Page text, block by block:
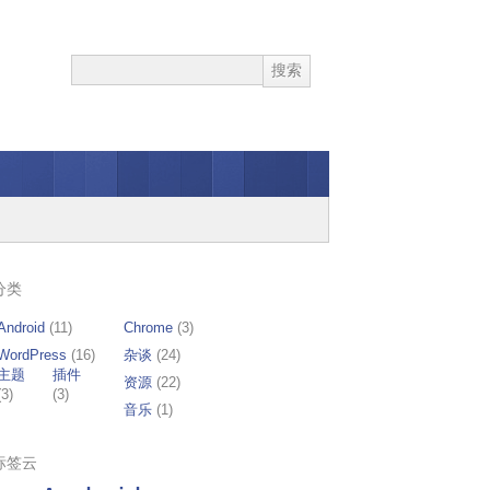
类
(11) Chrome (3)
(16)
题
插件
(3)
杂谈 (24)
资源 (22)
音乐 (1)
签云